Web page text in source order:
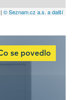
| © Seznam.cz a.s. a další
se povedlo